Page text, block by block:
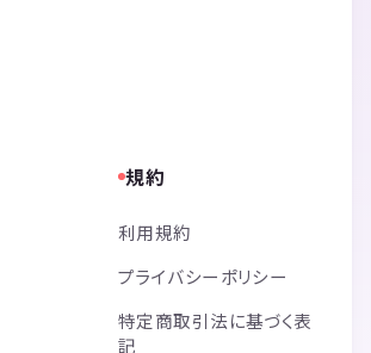
規約
利用規約
プライバシーポリシー
特定商取引法に基づく表
記